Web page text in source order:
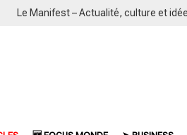
Le Manifest – Actualité, culture et